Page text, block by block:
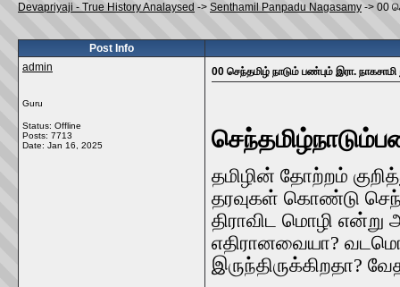
Devapriyaji - True History Analaysed -> Senthamil Panpadu Nagasamy -> 00
Post Info
admin
Guru
Status: Offline
Posts: 7713
Date: Jan 16, 2025
00 செந்தமிழ் நாடும் பண்பும் இரா. நாகசாமி
செந்தமிழ்நாடும்
தமிழின் தோற்றம்
தரவுகள் கொண்டு
திராவிட மொழி என்று
எதிரானவையா?
இருந்திருக்கிறதா?